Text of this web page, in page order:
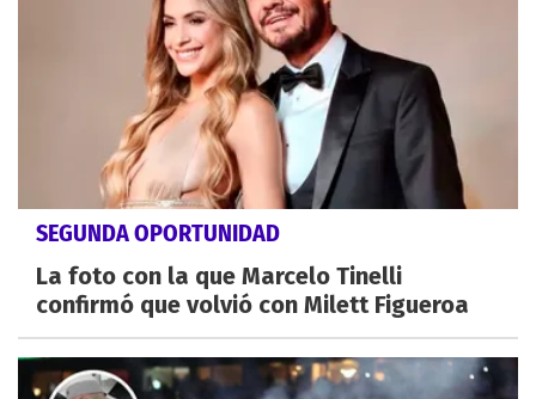
SEGUNDA OPORTUNIDAD
La foto con la que Marcelo Tinelli
confirmó que volvió con Milett Figueroa